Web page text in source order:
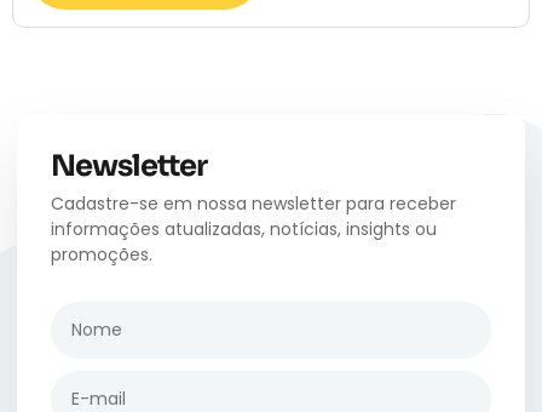
Newsletter
Cadastre-se em nossa newsletter para receber
informações atualizadas, notícias, insights ou
promoções.